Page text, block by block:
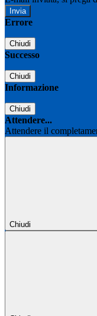
Errore
Chiudi
Successo
Chiudi
Informazione
Chiudi
Attendere...
Attendere il
Chiudi